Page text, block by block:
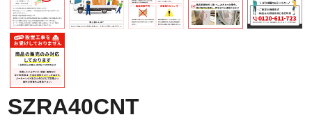
SZRA40CNT